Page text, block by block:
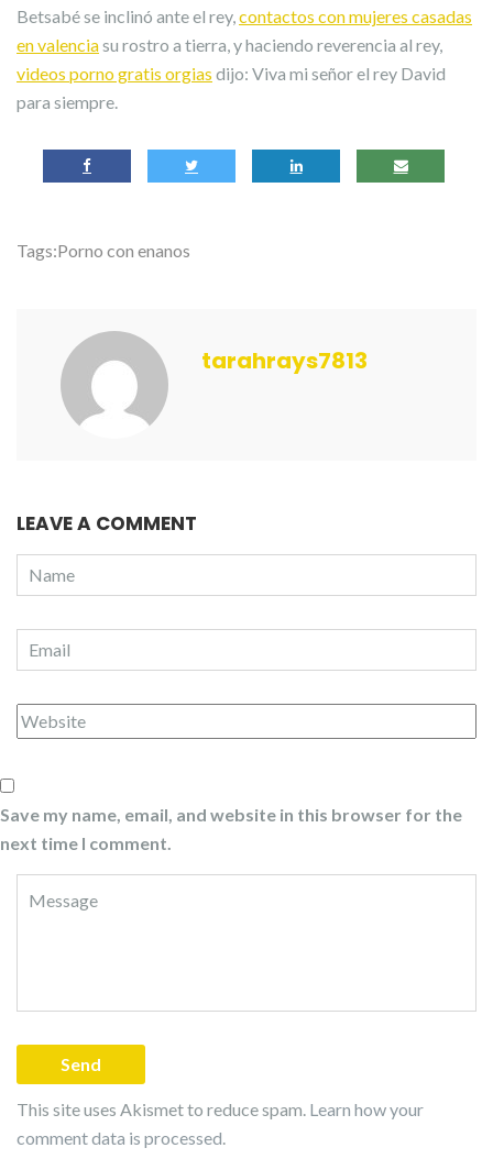
Betsabé se inclinó ante el rey,contactos con mujeres casadas
en valenciasu rostro a tierra, y haciendo reverencia al rey,
videos porno gratis orgias dijo: Viva mi señor el rey David
para siempre.
Tags:Porno con enanos
tarahrays7813
LEAVE A COMMENT
Save my name, email, and website in this browser for the
next time I comment.
This site uses Akismet to reduce spam. Learn how your
comment data is processed.